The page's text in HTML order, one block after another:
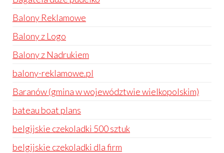
Balony Reklamowe
Balony z Logo
Balony z Nadrukiem
balony-reklamowe.pl
Baranów (gmina w województwie wielkopolskim)
bateau boat plans
belgijskie czekoladki 500 sztuk
belgijskie czekoladki dla firm